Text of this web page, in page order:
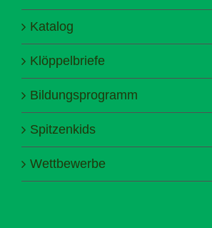
Katalog
Klöppelbriefe
Bildungsprogramm
Spitzenkids
Wettbewerbe